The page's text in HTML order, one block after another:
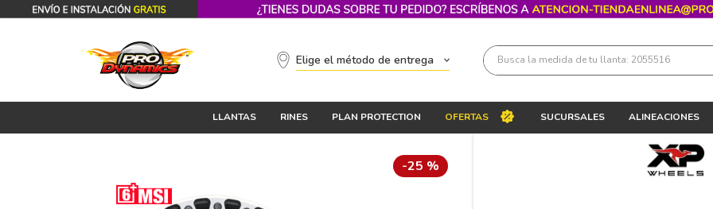
Elige el método de entrega Busca la medida de tu llanta: 2055516
LLANTAS RINES PLAN PROTECTION OFERTAS SUCURSALES ALINEACIONES
-25 %
Términos más buscados